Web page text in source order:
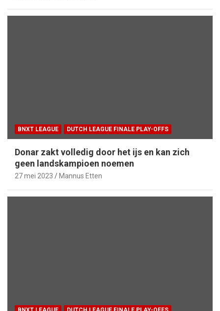
BNXT LEAGUE DUTCH LEAGUE FINALE PLAY-OFFS
Donar zakt volledig door het ijs en kan zich
geen landskampioen noemen
27 mei 2023 Mannus Etten